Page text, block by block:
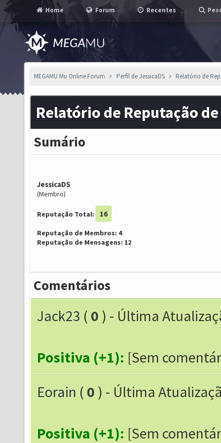
Home Forum Recentes
MEGAMU Mu Online Forum Perfil de JessicaDS Relatório de
Relatório de Reputação
Sumário
JessicaDS
(Membro)
Reputação Total: 16
Reputação de Membros: 4
Reputação de Mensagens: 12
Comentários
Jack23 ( 0 ) - Última
Positiva (+1): [Sem
Eorain ( 0 ) - Última
Positiva (+1): [Sem